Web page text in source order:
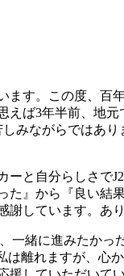
す。この度、百
ば3年半前、地
みながらではあ
と自分らしさで
』から『良い結
しています。あ
一緒に進みたか
は離れますが、心